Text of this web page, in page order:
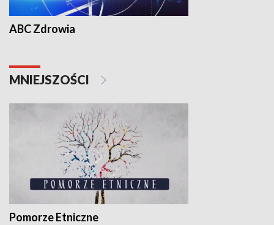
ABC Zdrowia
MNIEJSZOŚCI
Pomorze Etniczne